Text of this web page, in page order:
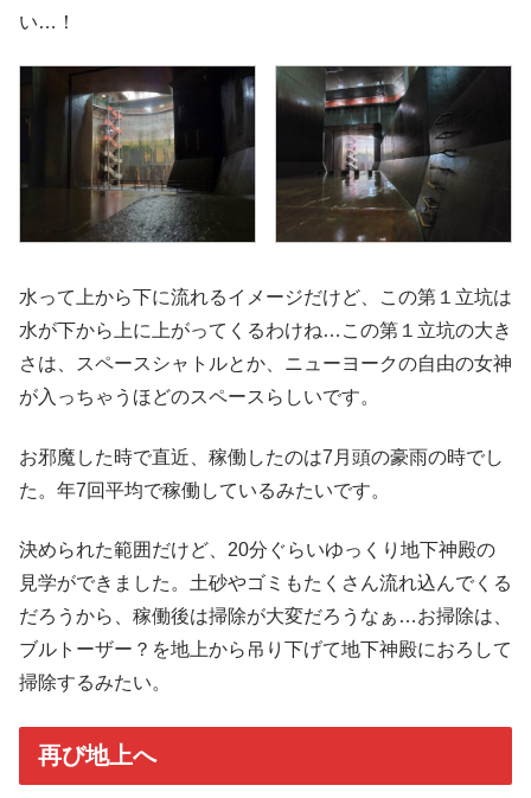
い…！
水って上から下に流れるイメージだけど、この第１立坑は
水が下から上に上がってくるわけね…この第１立坑の大き
さは、スペースシャトルとか、ニューヨークの自由の女神
が入っちゃうほどのスペースらしいです。
お邪魔した時で直近、稼働したのは7月頭の豪雨の時でし
た。年7回平均で稼働しているみたいです。
決められた範囲だけど、20分ぐらいゆっくり地下神殿の
見学ができました。土砂やゴミもたくさん流れ込んでくる
だろうから、稼働後は掃除が大変だろうなぁ…お掃除は、
ブルトーザー？を地上から吊り下げて地下神殿におろして
掃除するみたい。
再び地上へ